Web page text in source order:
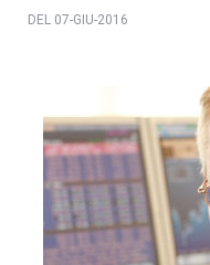
DEL 07-GIU-2016